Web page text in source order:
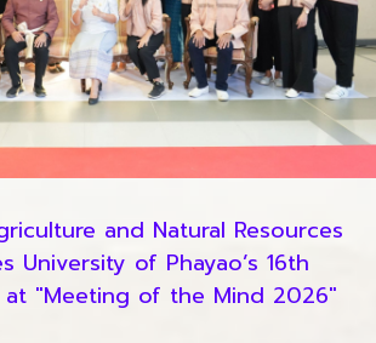
and Natural Resources
University of Phayao’s 16th
at "Meeting of the Mind 2026"